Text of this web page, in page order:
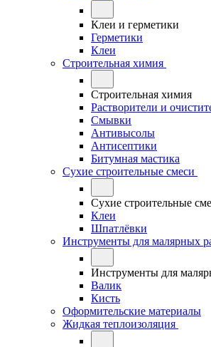
Клеи и герметики
Герметики
Клеи
Строительная химия
Строительная химия
Растворители и
Смывки
Антивысолы
Антисептики
Битумная мастика
Сухие строительные смеси
Сухие строительные
Клеи
Шпатлёвки
Инструменты для малярных
Инструменты для
Валик
Кисть
Оформительские материалы
Жидкая теплоизоляция